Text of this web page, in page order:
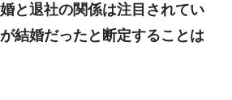
と退社の関係は注目されてい
結婚だったと断定することは